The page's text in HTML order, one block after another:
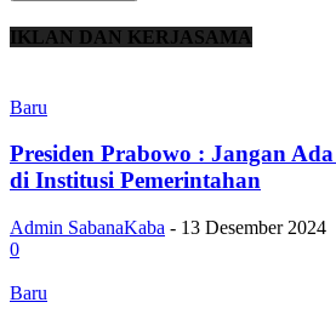
IKLAN DAN KERJASAMA
Baru
Presiden Prabowo : Jangan
di Institusi Pemerintahan
Admin SabanaKaba - 13 Desember 2024
0
Baru